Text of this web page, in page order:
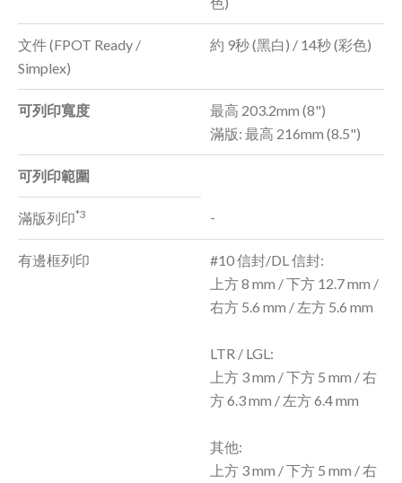
文件 (FPOT Ready /
Simplex)
約 9秒 (黑白) / 14秒 (彩色)
可列印寬度
最高 203.2mm (8")
滿版: 最高 216mm (8.5")
可列印範圍
滿版列印*3 -
有邊框列印
#10 信封/DL 信封:
上方 8 mm / 下方 12.7 mm /
右方 5.6 mm / 左方 5.6 mm
LTR / LGL:
上方 3 mm / 下方 5 mm / 右
方 6.3 mm / 左方 6.4 mm
其他:
上方 3 mm / 下方 5 mm / 右